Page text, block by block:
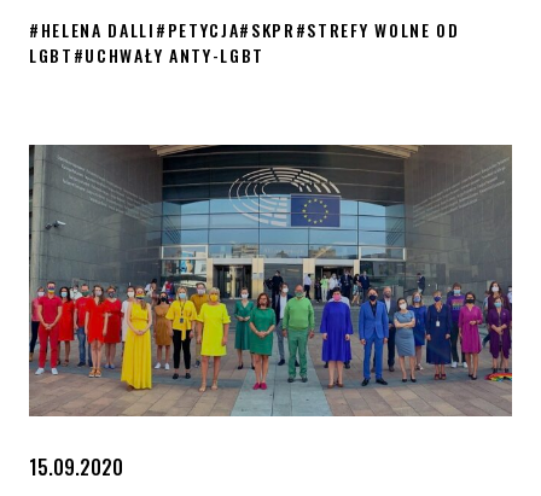
#HELENA DALLI#PETYCJA#SKPR#STREFY WOLNE OD
LGBT#UCHWAŁY ANTY-LGBT
15.09.2020